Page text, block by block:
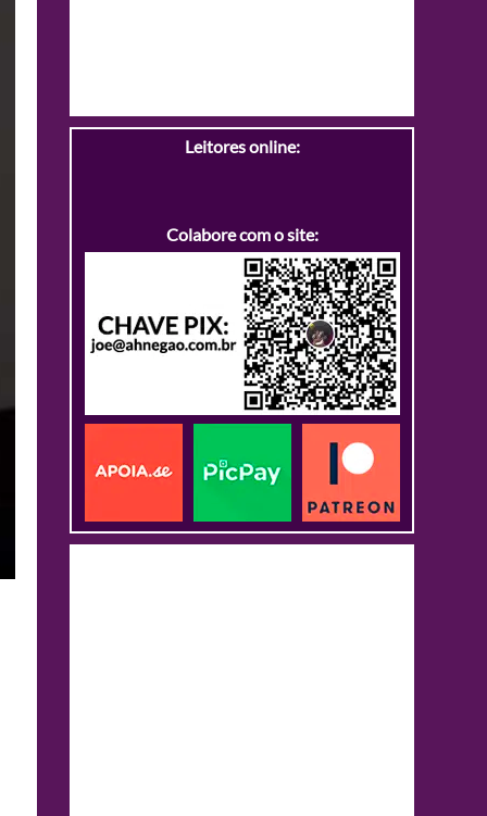
Leitores online:
Colabore com o site: